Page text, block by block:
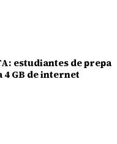
estudiantes de prepa
GB de internet